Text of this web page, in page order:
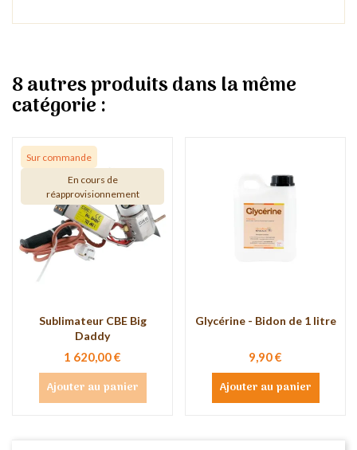
8 autres produits dans la même
catégorie :
Sur commande
En cours de
réapprovisionnement
Sublimateur CBE Big
Daddy
1 620,00 €
Ajouter au panier
Glycérine - Bidon de 1 litre
9,90 €
Ajouter au panier